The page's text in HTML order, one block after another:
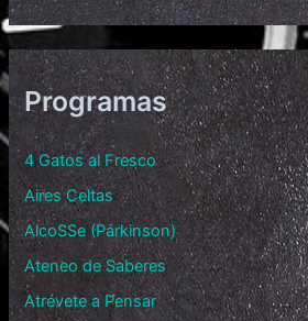
Programas
4 Gatos al Fresco
Aires Celtas
AlcoSSe (Párkinson)
Ateneo de Saberes
Atrévete a Pensar